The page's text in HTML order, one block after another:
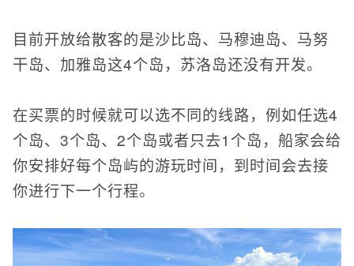
目前开放给散客的是沙比岛、马穆迪岛、马努
干岛、加雅岛这4个岛，苏洛岛还没有开发。
在买票的时候就可以选不同的线路，例如任选4
个岛、3个岛、2个岛或者只去1个岛，船家会给
你安排好每个岛屿的游玩时间，到时间会去接
你进行下一个行程。